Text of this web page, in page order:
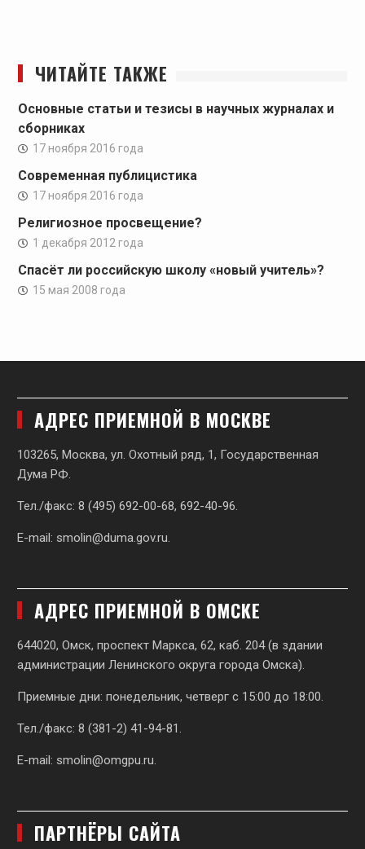
ЧИТАЙТЕ ТАКЖЕ
Основные статьи и тезисы в научных журналах и
сборниках
17 ноября 2016 года
Современная публицистика
17 ноября 2016 года
Религиозное просвещение?
1 декабря 2012 года
Спасёт ли российскую школу «новый учитель»?
15 мая 2008 года
АДРЕС ПРИЕМНОЙ В МОСКВЕ
103265, Москва, ул. Охотный ряд, 1, Государственная
Дума РФ.
Тел./факс: 8 (495) 692-00-68, 692-40-96.
E-mail: smolin@duma.gov.ru.
АДРЕС ПРИЕМНОЙ В ОМСКЕ
644020, Омск, проспект Маркса, 62, каб. 204 (в здании
администрации Ленинского округа города Омска).
Приемные дни: понедельник, четверг с 15:00 до 18:00.
Тел./факс: 8 (381-2) 41-94-81.
E-mail: smolin@omgpu.ru.
ПАРТНЁРЫ САЙТА